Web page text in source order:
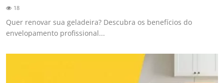
18
Quer renovar sua geladeira? Descubra os benefícios do
envelopamento profissional...